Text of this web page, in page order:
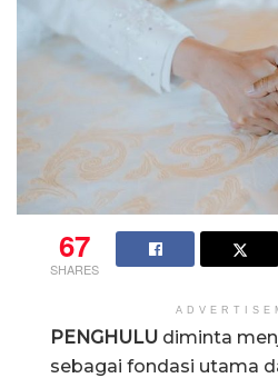
67
SHARES
PENGHULU diminta
sebagai fondasi utama